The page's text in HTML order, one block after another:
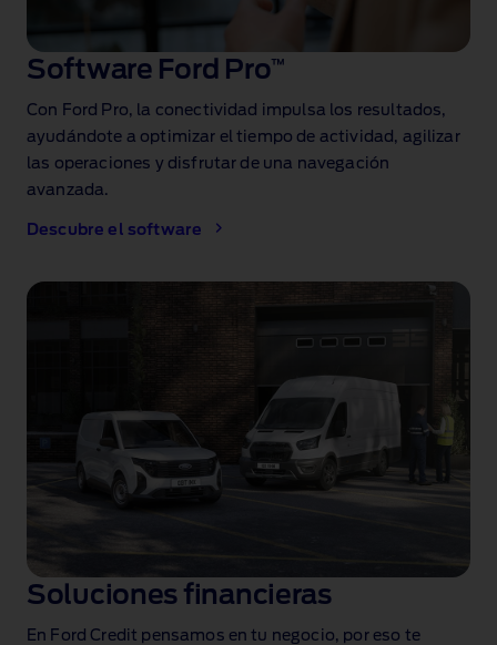
Software Ford Pro™
Con Ford Pro, la conectividad impulsa los resultados,
ayudándote a optimizar el tiempo de actividad, agilizar
las operaciones y disfrutar de una navegación
avanzada.
Descubre el software
Soluciones financieras
En Ford Credit pensamos en tu negocio, por eso te